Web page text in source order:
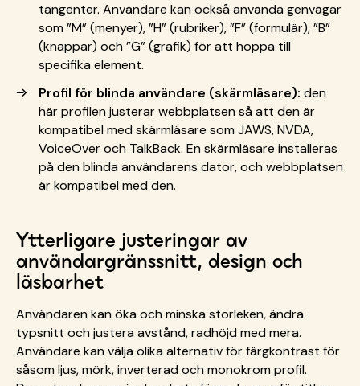
tangenter. Användare kan också använda genvägar
som ”M” (menyer), ”H” (rubriker), ”F” (formulär), ”B”
(knappar) och ”G” (grafik) för att hoppa till
specifika element.
Profil för blinda användare (skärmläsare): den
här profilen justerar webbplatsen så att den är
kompatibel med skärmläsare som JAWS, NVDA,
VoiceOver och TalkBack. En skärmläsare installeras
på den blinda användarens dator, och webbplatsen
är kompatibel med den.
Ytterligare justeringar av
användargränssnitt, design och
läsbarhet
Användaren kan öka och minska storleken, ändra
typsnitt och justera avstånd, radhöjd med mera.
Användare kan välja olika alternativ för färgkontrast för
såsom ljus, mörk, inverterad och monokrom profil.